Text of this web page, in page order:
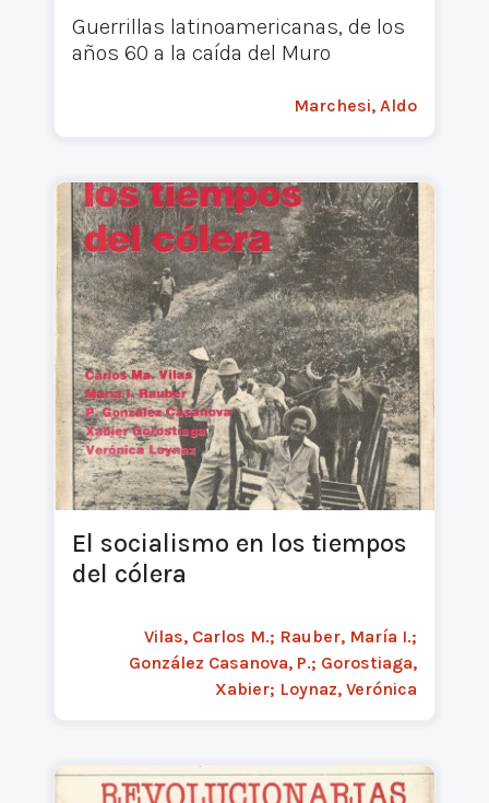
Guerrillas latinoamericanas, de los
años 60 a la caída del Muro
Marchesi, Aldo
El socialismo en los tiempos
del cólera
Vilas, Carlos M.; Rauber, María I.;
González Casanova, P.; Gorostiaga,
Xabier; Loynaz, Verónica